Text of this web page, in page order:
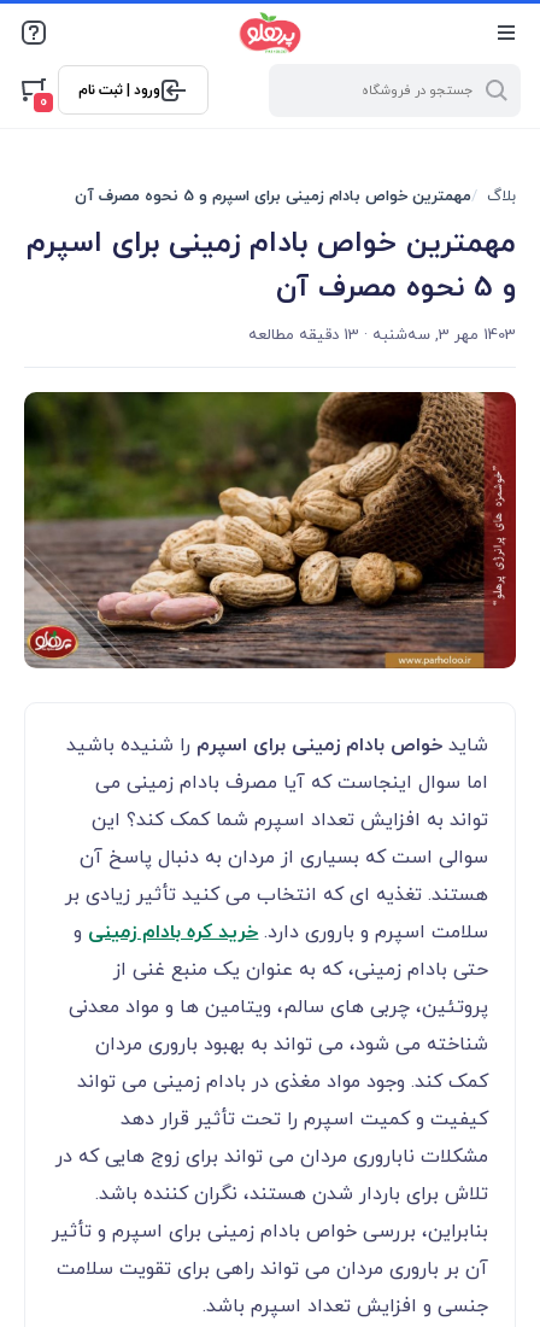
@media screen and (max-width: 500px) { .w-ch{bottom: 125px
!important; left:5px !important;} }
ورود | ثبت نام
0
بلاگ مهمترین خواص بادام زمینی برای اسپرم و 5 نحوه مصرف آن
مهمترین خواص بادام زمینی برای اسپرم
و 5 نحوه مصرف آن
1403 مهر 3, سه‌شنبه · 13 دقیقه مطالعه
شاید خواص بادام زمینی برای اسپرم را شنیده باشید
اما سوال اینجاست که آیا مصرف بادام زمینی می
‌تواند به افزایش تعداد اسپرم شما کمک کند؟ این
سوالی است که بسیاری از مردان به دنبال پاسخ آن
هستند. تغذیه ‌ای که انتخاب می ‌کنید تأثیر زیادی بر
سلامت اسپرم و باروری دارد.خرید کره بادام زمینی و
حتی بادام زمینی، که به عنوان یک منبع غنی از
پروتئین، چربی‌ های سالم، ویتامین‌ ها و مواد معدنی
شناخته می ‌شود، می ‌تواند به بهبود باروری مردان
کمک کند. وجود مواد مغذی در بادام زمینی می ‌تواند
کیفیت و کمیت اسپرم را تحت تأثیر قرار دهد
مشکلات ناباروری مردان می ‌تواند برای زوج‌ هایی که در
تلاش برای باردار شدن هستند، نگران ‌کننده باشد.
بنابراین، بررسی خواص بادام زمینی برای اسپرم و تأثیر
آن بر باروری مردان می ‌تواند راهی برای تقویت سلامت
جنسی و افزایش تعداد اسپرم باشد.